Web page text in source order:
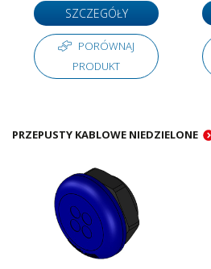
SZCZEGÓŁY
PORÓWNAJ
PRODUKT
PRZEPUSTY KABLOWE NIEDZIELONE